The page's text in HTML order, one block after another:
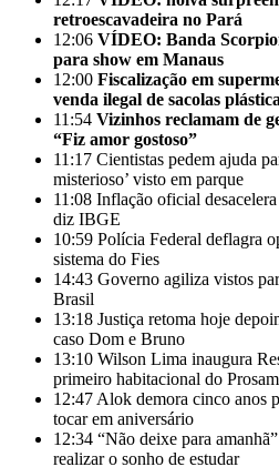
retroescavadeira no Pará
12:06 VÍDEO: Banda
para show em Manaus
12:00 Fiscalização em
venda ilegal de sacolas
11:54 Vizinhos reclamam de
“Fiz amor gostoso”
11:17 Cientistas pedem ajuda
misterioso’ visto em parque
11:08 Inflação oficial
diz IBGE
10:59 Polícia Federal deflagra
sistema do Fies
14:43 Governo agiliza vistos
Brasil
13:18 Justiça retoma hoje
caso Dom e Bruno
13:10 Wilson Lima inaugura
primeiro habitacional do
12:47 Alok demora cinco anos
tocar em aniversário
12:34 “Não deixe para
realizar o sonho de estudar